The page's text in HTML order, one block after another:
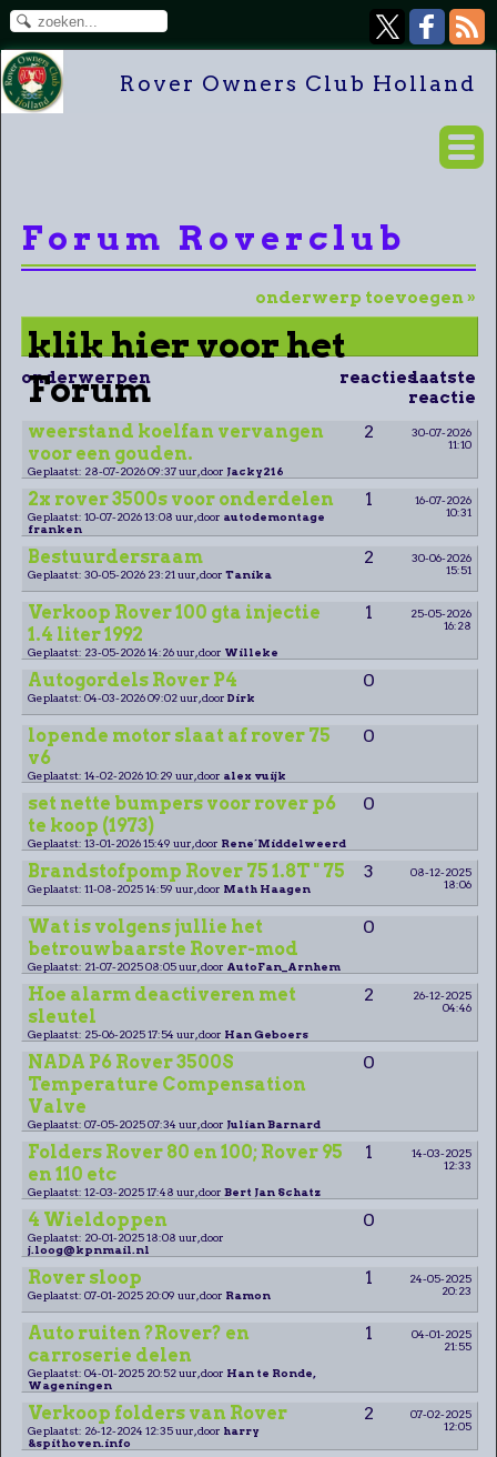
Rover Owners Club Holland
Forum Roverclub
onderwerp toevoegen »
klik hier voor het
Forum
onderwerpen reactieslaatste
reactie
weerstand koelfan vervangen
voor een gouden.
2
30-07-2026
11:10
Geplaatst: 28-07-2026 09:37 uur, door Jacky216
2x rover 3500s voor onderdelen 1
16-07-2026
10:31
Geplaatst: 10-07-2026 13:08 uur, door autodemontage
franken
Bestuurdersraam 2
30-06-2026
15:51
Geplaatst: 30-05-2026 23:21 uur, door Tanika
Verkoop Rover 100 gta injectie
1.4 liter 1992
1
25-05-2026
16:28
Geplaatst: 23-05-2026 14:26 uur, door Willeke
Autogordels Rover P4 0
Geplaatst: 04-03-2026 09:02 uur, door Dirk
lopende motor slaat af rover 75
v6
0
Geplaatst: 14-02-2026 10:29 uur, door alex vuijk
set nette bumpers voor rover p6
te koop (1973)
0
Geplaatst: 13-01-2026 15:49 uur, door Rene´Middelweerd
Brandstofpomp Rover 75 1.8T " 75 3
08-12-2025
18:06
Geplaatst: 11-08-2025 14:59 uur, door Math Haagen
Wat is volgens jullie het
betrouwbaarste Rover-mod
0
Geplaatst: 21-07-2025 08:05 uur, door AutoFan_Arnhem
Hoe alarm deactiveren met
sleutel
2
26-12-2025
04:46
Geplaatst: 25-06-2025 17:54 uur, door Han Geboers
NADA P6 Rover 3500S
Temperature Compensation
Valve
0
Geplaatst: 07-05-2025 07:34 uur, door Julian Barnard
Folders Rover 80 en 100; Rover 95
en 110 etc
1
14-03-2025
12:33
Geplaatst: 12-03-2025 17:48 uur, door Bert Jan Schatz
4 Wieldoppen 0
Geplaatst: 20-01-2025 18:08 uur, door
j.loog@kpnmail.nl
Rover sloop 1
24-05-2025
20:23
Geplaatst: 07-01-2025 20:09 uur, door Ramon
Auto ruiten ?Rover? en
carroserie delen
1
04-01-2025
21:55
Geplaatst: 04-01-2025 20:52 uur, door Han te Ronde,
Wageningen
Verkoop folders van Rover 2
07-02-2025
12:05
Geplaatst: 26-12-2024 12:35 uur, door harry
&spithoven.info